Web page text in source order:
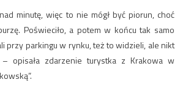
minutę, więc to nie mógł być piorun, choć
Poświeciło, a potem w końcu tak samo
przy parkingu w rynku, też to widzieli, ale nikt
opisała zdarzenie turystka z Krakowa w